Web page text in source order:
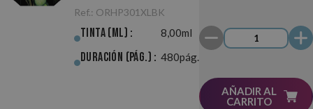
Ref.: ORHP301XLBK
Tinta (ml) : 8,00ml
Duración (pág.) : 480pág.
AÑADIR AL
CARRITO